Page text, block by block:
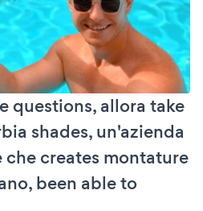
questions, allora take
shades, un'azienda
creates montature
been able to